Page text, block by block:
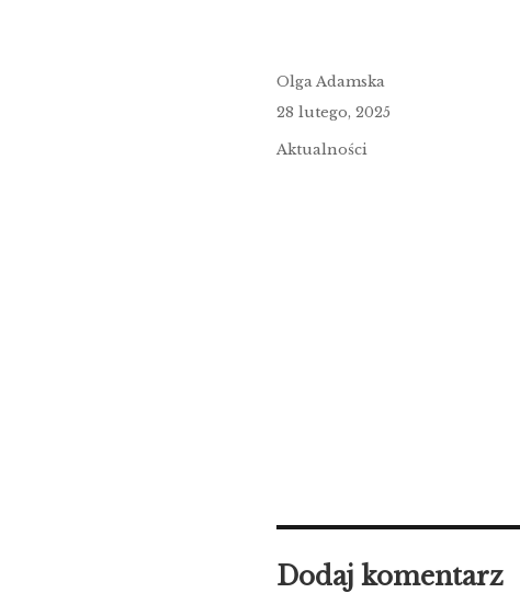
Author
Olga Adamska
Posted
28 lutego, 2025
Categories
Aktualności
Dodaj komentarz